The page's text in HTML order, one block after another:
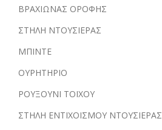
ΒΡΑΧΙΩΝΑΣ ΟΡΟΦΗΣ
ΣΤΗΛΗ ΝΤΟΥΣΙΕΡΑΣ
ΜΠΙΝΤΕ
ΟΥΡΗΤΗΡΙΟ
ΡΟΥΞΟΥΝΙ ΤΟΙΧΟΥ
ΣΤΗΛΗ ΕΝΤΙΧΟΙΣΜΟΥ ΝΤΟΥΣΙΕΡΑΣ